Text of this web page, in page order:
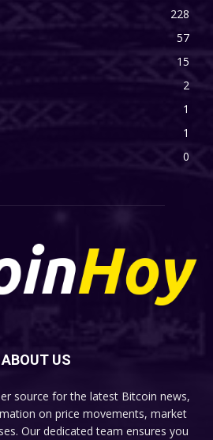
228
57
15
2
1
1
0
ABOUT US
source for the latest Bitcoin news,
on price movements, market
Our dedicated team ensures you